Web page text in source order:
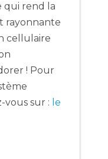
qui rend la
rayonnante
cellulaire
! Pour
sur : le